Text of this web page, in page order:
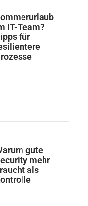
IT-Team?
für
gute
mehr
als